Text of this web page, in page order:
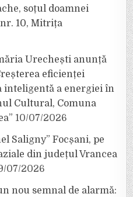
soțul doamnei
10, Mitrița
Urechești anunță
eficienței
inteligentă a energiei în
Cultural, Comuna
10/07/2026
Saligny” Focșani, pe
din județul Vrancea
07/2026
nou semnal de alarmă: